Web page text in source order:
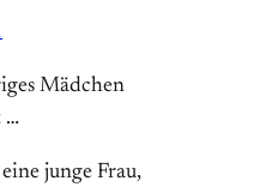
Mädchen
…
junge Frau,